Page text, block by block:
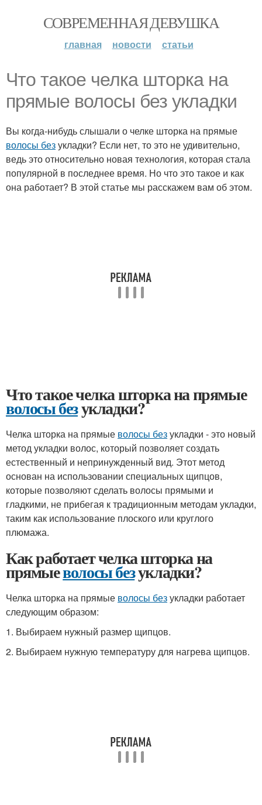
СОВРЕМЕННАЯ ДЕВУШКА
главная новости статьи
Что такое челка шторка на
прямые волосы без укладки
Вы когда-нибудь слышали о челке шторка на прямые
волосы безукладки? Если нет, то это не удивительно,
ведь это относительно новая технология, которая стала
популярной в последнее время. Но что это такое и как
она работает? В этой статье мы расскажем вам об этом.
Что такое челка шторка на прямые
волосы безукладки?
Челка шторка на прямые волосы безукладки - это новый
метод укладки волос, который позволяет создать
естественный и непринужденный вид. Этот метод
основан на использовании специальных щипцов,
которые позволяют сделать волосы прямыми и
гладкими, не прибегая к традиционным методам укладки,
таким как использование плоского или круглого
плюмажа.
Как работает челка шторка на
прямыеволосы безукладки?
Челка шторка на прямые волосы безукладки работает
следующим образом:
1. Выбираем нужный размер щипцов.
2. Выбираем нужную температуру для нагрева щипцов.